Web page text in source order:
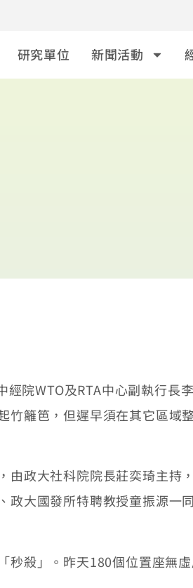
研究單位 新聞活動
WTO及RTA中心副執行長
籬笆，但遲早須在其它區域
政大社科院院長莊奕琦主持
大國發所特聘教授童振源一
殺」。昨天180個位置座無